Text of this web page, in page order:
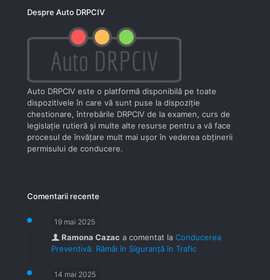
Despre Auto DRPCIV
Auto DRPCIV este o platformă disponibilă pe toate
dispozitivele în care vă sunt puse la dispoziţie
chestionare, întrebările DRPCIV de la examen, curs de
legislaţie rutieră şi multe alte resurse pentru a vă face
procesul de învăţare mult mai uşor în vederea obţinerii
permisului de conducere.
Comentarii recente
19 mai 2025
Ramona Cazac a comentat la Conducerea
Preventivă: Rămâi în Siguranță în Trafic
14 mai 2025